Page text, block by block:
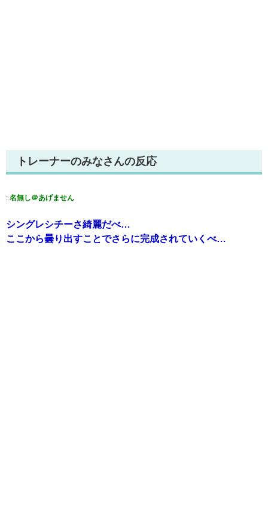
トレーナーのみなさんの反応
: 名無し＠あげません
シングレシチーさ綺麗だべ…
ここから曇り出すことでさらに完成されていくべ…